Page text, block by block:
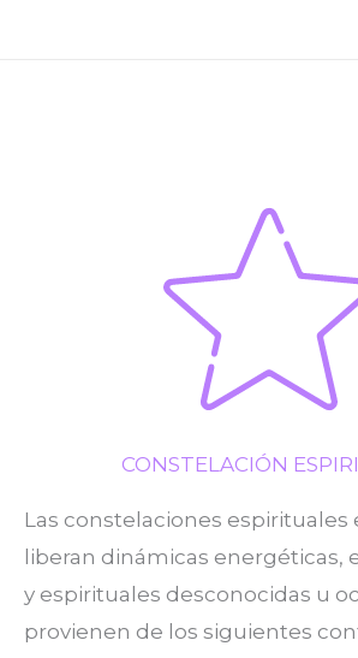
CONSTELACIÓN
Las constelaciones espirituales
liberan dinámicas energéticas,
y espirituales desconocidas u
provienen de los siguientes